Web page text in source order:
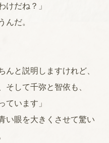
けだね？」
だ。
んと説明しますけれど、
して千弥と智依も、
ています」
い眼を大きくさせて驚い